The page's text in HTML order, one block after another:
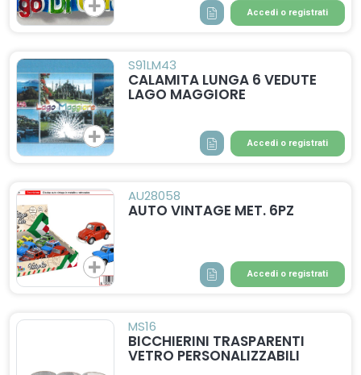
Accedi o registrati
S91LM43
CALAMITA LUNGA 6 VEDUTE
LAGO MAGGIORE
Accedi o registrati
AU28058
AUTO VINTAGE MET. 6PZ
Accedi o registrati
MS16
BICCHIERINI TRASPARENTI
VETRO PERSONALIZZABILI